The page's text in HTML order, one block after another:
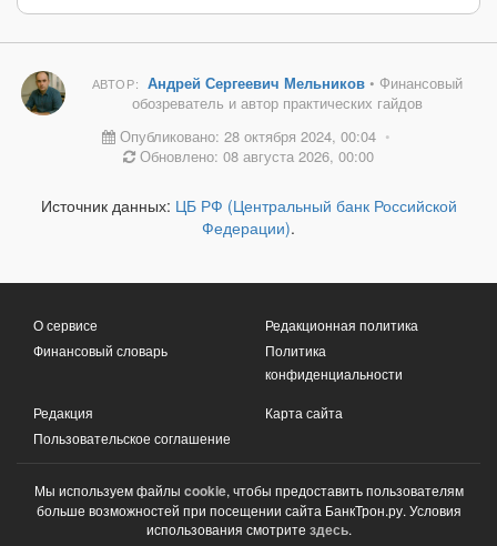
АВТОР: Андрей Сергеевич Мельников• Финансовый
обозреватель и автор практических гайдов
Опубликовано: 28 октября 2024, 00:04 •
Обновлено: 08 августа 2026, 00:00
Источник данных: ЦБ РФ (Центральный банк Российской
Федерации).
О сервисе
Финансовый словарь
Редакционная политика
Политика
конфиденциальности
Редакция
Пользовательское соглашение
Карта сайта
Мы используем файлы cookie, чтобы предоставить пользователям
больше возможностей при посещении сайта БанкТрон.ру. Условия
использования смотрите здесь.